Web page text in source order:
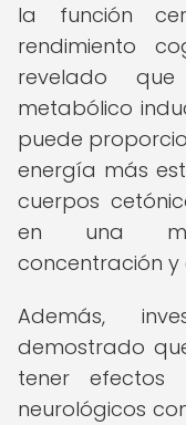
la función
rendimiento
revelado
metabólico
puede
energía más
cuerpos
en una
concentración
Además,
demostrado
tener efectos
neurológicos